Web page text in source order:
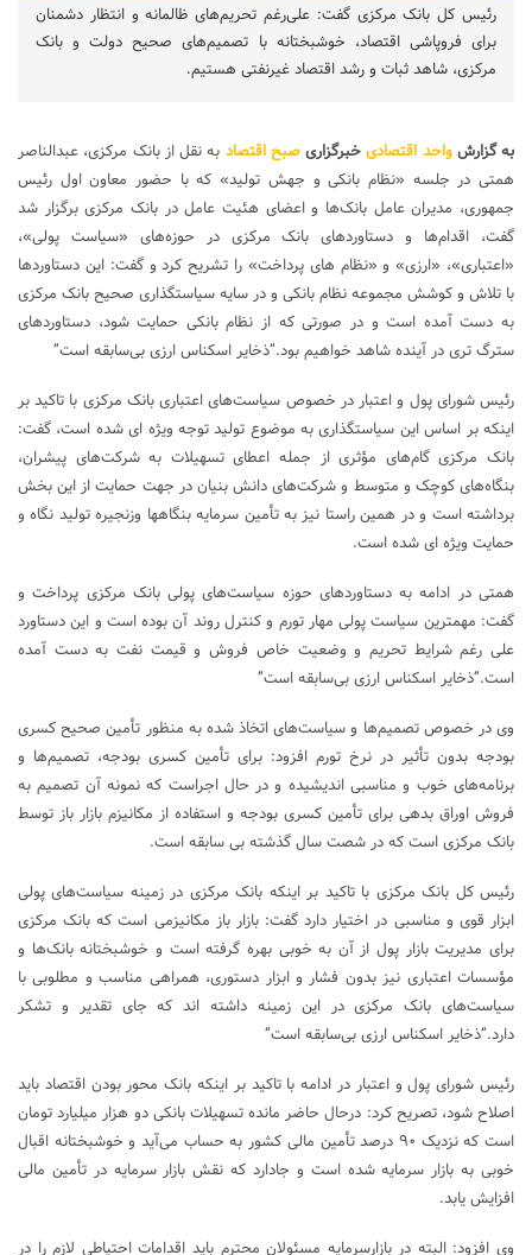
رئیس کل بانک مرکزی گفت: علی‌رغم تحریم‌های ظالمانه و انتظار دشمنان
برای فروپاشی اقتصاد، خوشبختانه با تصمیم‌های صحیح دولت و بانک
مرکزی، شاهد ثبات و رشد اقتصاد غیرنفتی هستیم.
به گزارشواحد اقتصادیخبرگزاریصبح اقتصاد به نقل از بانک مرکزی، عبدالناصر
همتی در جلسه «نظام بانکی و جهش تولید» که با حضور معاون اول رئیس
جمهوری، مدیران عامل بانک‌ها و اعضای هئیت عامل در بانک مرکزی برگزار شد
گفت، اقدام‌ها و دستاوردهای بانک مرکزی در حوزه‌های «سیاست پولی»،
«اعتباری»، «ارزی» و «نظام های پرداخت» را تشریح کرد و گفت: این دستاوردها
با تلاش و کوشش مجموعه نظام بانکی و در سایه سیاستگذاری صحیح بانک مرکزی
به دست آمده است و در صورتی که از نظام بانکی حمایت شود، دستاوردهای
سترگ تری در آینده شاهد خواهیم بود.”ذخایر اسکناس ارزی بی‌سابقه است”
رئیس شورای پول و اعتبار در خصوص سیاست‌های اعتباری بانک مرکزی با تاکید بر
اینکه بر اساس این سیاستگذاری به موضوع تولید توجه ویژه ای شده است، گفت:
بانک مرکزی گام‌های مؤثری از جمله اعطای تسهیلات به شرکت‌های پیشران،
بنگاه‌های کوچک و متوسط و شرکت‌های دانش بنیان در جهت حمایت از این بخش
برداشته است و در همین راستا نیز به تأمین سرمایه بنگاهها وزنجیره تولید نگاه و
حمایت ویژه ای شده است.
همتی در ادامه به دستاوردهای حوزه سیاست‌های پولی بانک مرکزی پرداخت و
گفت: مهمترین سیاست پولی مهار تورم و کنترل روند آن بوده است و این دستاورد
علی رغم شرایط تحریم و وضعیت خاص فروش و قیمت نفت به دست آمده
است.”ذخایر اسکناس ارزی بی‌سابقه است”
وی در خصوص تصمیم‌ها و سیاست‌های اتخاذ شده به منظور تأمین صحیح کسری
بودجه بدون تأثیر در نرخ تورم افزود: برای تأمین کسری بودجه، تصمیم‌ها و
برنامه‌های خوب و مناسبی اندیشیده و در حال اجراست که نمونه آن تصمیم به
فروش اوراق بدهی برای تأمین کسری بودجه و استفاده از مکانیزم بازار باز توسط
بانک مرکزی است که در شصت سال گذشته بی سابقه است.
رئیس کل بانک مرکزی با تاکید بر اینکه بانک مرکزی در زمینه سیاست‌های پولی
ابزار قوی و مناسبی در اختیار دارد گفت: بازار باز مکانیزمی است که بانک مرکزی
برای مدیریت بازار پول از آن به خوبی بهره گرفته است و خوشبختانه بانک‌ها و
مؤسسات اعتباری نیز بدون فشار و ابزار دستوری، همراهی مناسب و مطلوبی با
سیاست‌های بانک مرکزی در این زمینه داشته اند که جای تقدیر و تشکر
دارد.”ذخایر اسکناس ارزی بی‌سابقه است”
رئیس شورای پول و اعتبار در ادامه با تاکید بر اینکه بانک محور بودن اقتصاد باید
اصلاح شود، تصریح کرد: درحال حاضر مانده تسهیلات بانکی دو هزار میلیارد تومان
است که نزدیک ۹۰ درصد تأمین مالی کشور به حساب می‌آید و خوشبختانه اقبال
خوبی به بازار سرمایه شده است و جادارد که نقش بازار سرمایه در تأمین مالی
افزایش یابد.
وی افزود: البته در بازارسرمایه مسئولان محترم باید اقدامات احتیاطی لازم را در